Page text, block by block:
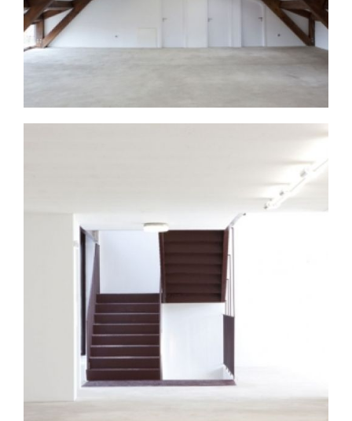
Proyectos arquitectura